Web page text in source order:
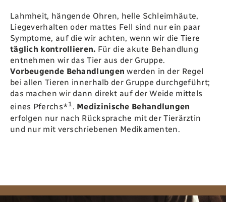
Lahmheit‭, ‬hängende Ohren‭, ‬helle Schleimhäute‭,
‬Liegeverhalten oder mattes Fell sind nur ein paar
Symptome‭, ‬auf die wir achten‭, ‬wenn wir die Tiere
täglich kontrollieren‭. ‬Für die akute Behandlung
entnehmen wir das Tier aus der Gruppe‭.
‬Vorbeugende Behandlungen‭ ‬werden in der Regel
bei allen Tieren innerhalb der Gruppe durchgeführt‭;
‬das machen wir dann direkt auf der Weide mittels
eines‭ ‬Pferchs‭*‬1‭. ‬ Medizinische Behandlungen
erfolgen nur nach Rücksprache mit der Tierärztin
und nur mit verschriebenen Medikamenten‭.‬